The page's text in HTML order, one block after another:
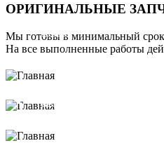
БЛОГ
КОНТАКТЫ
ОРИГИНАЛЬНЫЕ
Мы готовы в минимальный срок
На все выполненные работы